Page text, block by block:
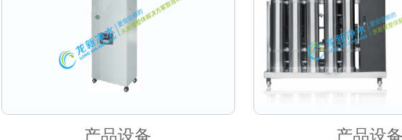
产品设备 产品设